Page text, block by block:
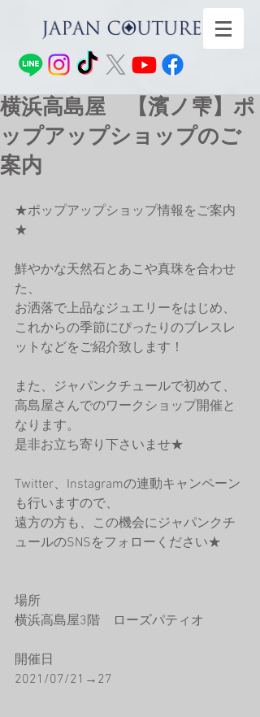
横浜高島屋 【濱ノ雫】ポ
ップアップショップのご
案内
★ポップアップショップ情報をご案内
★
鮮やかな天然石とあこや真珠を合わせ
た、
お洒落で上品なジュエリーをはじめ、
これからの季節にぴったりのブレスレ
ットなどをご紹介致します！
また、ジャパンクチュールで初めて、
高島屋さんでのワークショップ開催と
なります。
是非お立ち寄り下さいませ★
Twitter、Instagramの連動キャンペーン
も行いますので、
遠方の方も、この機会にジャパンクチ
ュールのSNSをフォローください★
場所
横浜高島屋3階　ローズパティオ
開催日
2021/07/21→27